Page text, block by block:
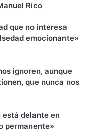
Rico
que no interesa
emocionante»
ignoren, aunque
que nunca nos
está delante en
permanente»